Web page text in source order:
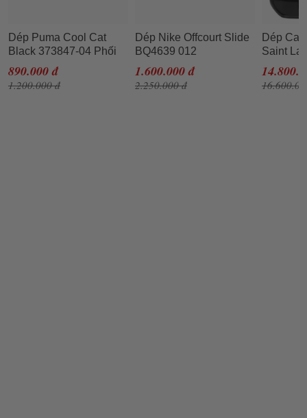
Dép Puma Cool Cat
Black 373847-04 Phối
Màu Size 46
890.000 đ
1.200.000 đ
Dép Nike Offcourt Slide
BQ4639 012
Black/White Màu Đen
Trắng Size 42.5
1.600.000 đ
2.250.000 đ
Dép
Saint
Sandals
Leather